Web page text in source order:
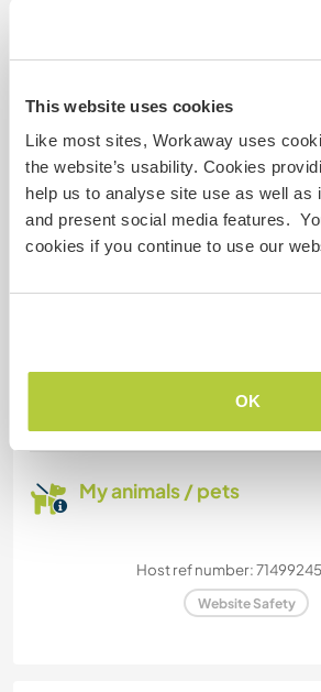
This website uses cookies
Like most sites, Workaway uses
the website’s usability. Cookies
help us to analyse site use as well as
and present social media features.
cookies if you continue to use our
OK
We have pets
We are smokers
stay?
My animals / pets
Host ref number:
Website Safety